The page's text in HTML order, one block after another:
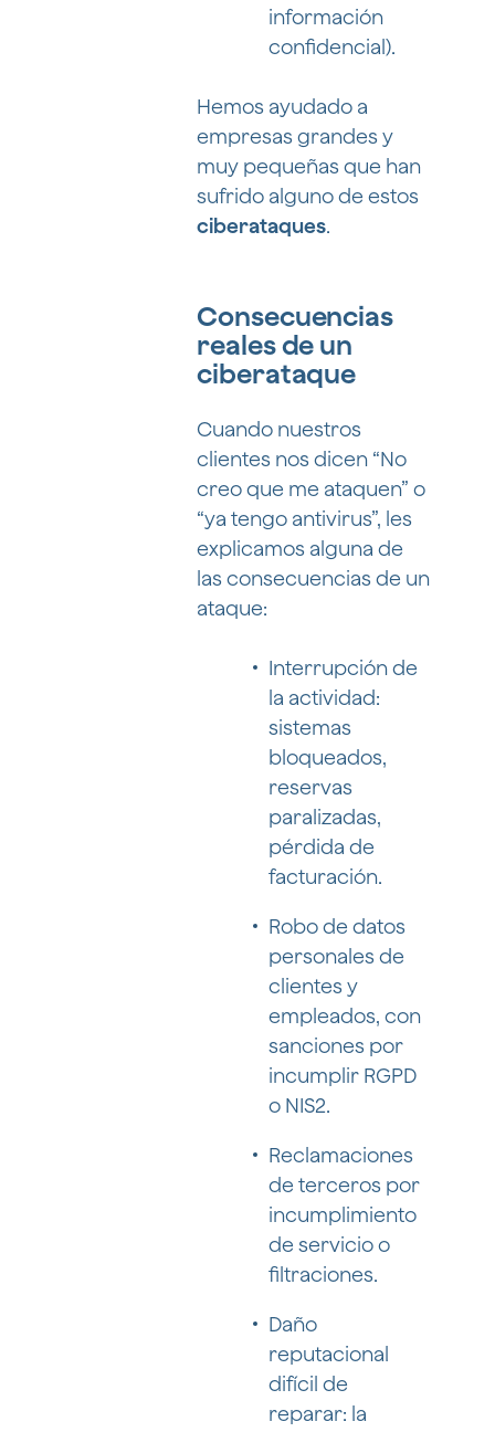
información
confidencial).
Hemos ayudado a
empresas grandes y
muy pequeñas que han
sufrido alguno de estos
ciberataques.
Consecuencias
reales de un
ciberataque
Cuando nuestros
clientes nos dicen “No
creo que me ataquen” o
“ya tengo antivirus”, les
explicamos alguna de
las consecuencias de un
ataque:
Interrupción de
la actividad:
sistemas
bloqueados,
reservas
paralizadas,
pérdida de
facturación.
Robo de datos
personales de
clientes y
empleados, con
sanciones por
incumplir RGPD
o NIS2.
Reclamaciones
de terceros por
incumplimiento
de servicio o
filtraciones.
Daño
reputacional
difícil de
reparar: la